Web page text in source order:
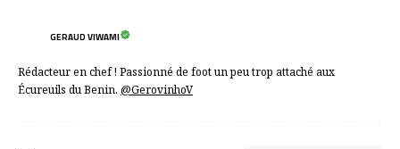
GERAUD VIWAMI
Rédacteur en chef ! Passionné de foot un peu trop attaché aux
Écureuils du Benin. @GerovinhoV